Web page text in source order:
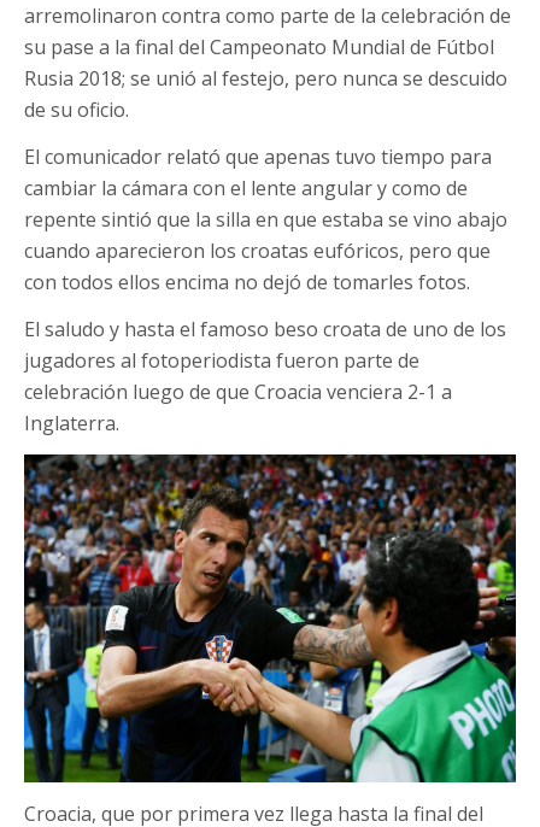
arremolinaron contra como parte de la celebración de
su pase a la final del Campeonato Mundial de Fútbol
Rusia 2018; se unió al festejo, pero nunca se descuido
de su oficio.
El comunicador relató que apenas tuvo tiempo para
cambiar la cámara con el lente angular y como de
repente sintió que la silla en que estaba se vino abajo
cuando aparecieron los croatas eufóricos, pero que
con todos ellos encima no dejó de tomarles fotos.
El saludo y hasta el famoso beso croata de uno de los
jugadores al fotoperiodista fueron parte de
celebración luego de que Croacia venciera 2-1 a
Inglaterra.
Croacia, que por primera vez llega hasta la final del